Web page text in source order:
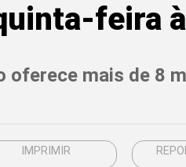
feira
oferece mais de 8
IMPRIMIR